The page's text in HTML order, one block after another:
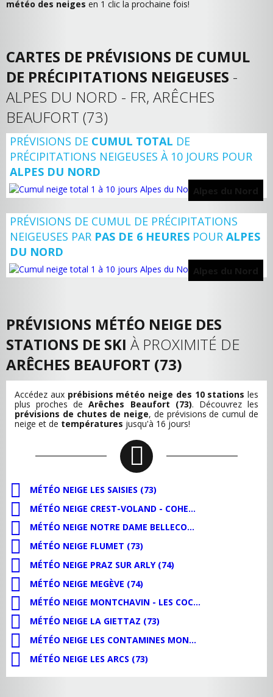
météo des neiges en 1 clic la prochaine fois!
CARTES DE PRÉVISIONS DE CUMUL
DE PRÉCIPITATIONS NEIGEUSES -
ALPES DU NORD - FR, ARÊCHES
BEAUFORT (73)
PRÉVISIONS DE CUMUL TOTAL DE
PRÉCIPITATIONS NEIGEUSES À 10 JOURS POUR
ALPES DU NORD
Alpes du Nord
PRÉVISIONS DE CUMUL DE PRÉCIPITATIONS
NEIGEUSES PAR PAS DE 6 HEURES POUR ALPES
DU NORD
Alpes du Nord
PRÉVISIONS MÉTÉO NEIGE DES
STATIONS DE SKI À PROXIMITÉ DE
ARÊCHES BEAUFORT (73)
Accédez aux prébisions météo neige des 10 stations les
plus proches deArêches Beaufort (73). Découvrez les
prévisions de chutes de neige, de prévisions de cumul de
neige et de températures jusqu'à 16 jours!
MÉTÉO NEIGE LES SAISIES (73)
MÉTÉO NEIGE CREST-VOLAND - COHENNOZ (73)
MÉTÉO NEIGE NOTRE DAME BELLECOMBE (73)
MÉTÉO NEIGE FLUMET (73)
MÉTÉO NEIGE PRAZ SUR ARLY (74)
MÉTÉO NEIGE MEGÈVE (74)
MÉTÉO NEIGE MONTCHAVIN - LES COCHES (73)
MÉTÉO NEIGE LA GIETTAZ (73)
MÉTÉO NEIGE LES CONTAMINES MONTJOIE (74)
MÉTÉO NEIGE LES ARCS (73)